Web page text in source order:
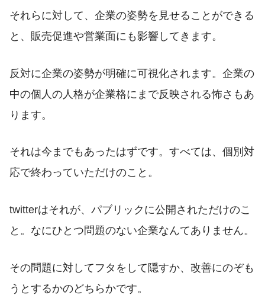
それらに対して、企業の姿勢を見せることができる
と、販売促進や営業面にも影響してきます。
反対に企業の姿勢が明確に可視化されます。企業の
中の個人の人格が企業格にまで反映される怖さもあ
ります。
それは今までもあったはずです。すべては、個別対
応で終わっていただけのこと。
twitterはそれが、パブリックに公開されただけのこ
と。なにひとつ問題のない企業なんてありません。
その問題に対してフタをして隠すか、改善にのぞも
うとするかのどちらかです。